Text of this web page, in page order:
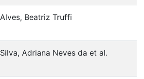
Alves, Beatriz Truffi
Silva, Adriana Neves da et al.